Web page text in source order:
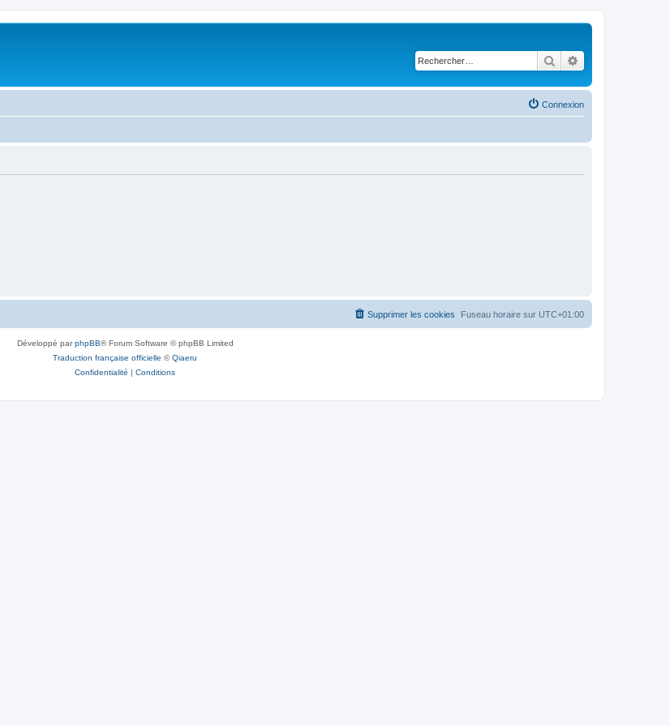
Rechercher
Connexion
Fuseau horaire sur UTC+01:00
Supprimer les cookies
Développé parphpBB® Forum Software © phpBB Limited
Traduction française officielle ©Qiaeru
Confidentialité | Conditions